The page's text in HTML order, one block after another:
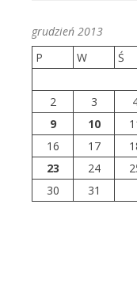
grudzień 2013
P
W Ś
2
3
9
10
16
17
23
24
30
31